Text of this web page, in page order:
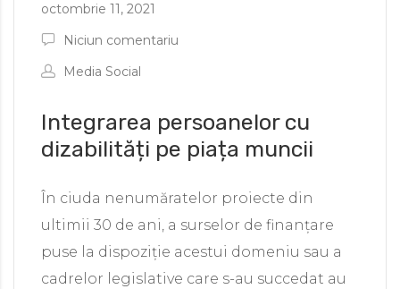
octombrie 11, 2021
Niciun comentariu
Media Social
Integrarea persoanelor cu
dizabilități pe piața muncii
În ciuda nenumăratelor proiecte din
ultimii 30 de ani, a surselor de finanțare
puse la dispoziție acestui domeniu sau a
cadrelor legislative care s-au succedat au